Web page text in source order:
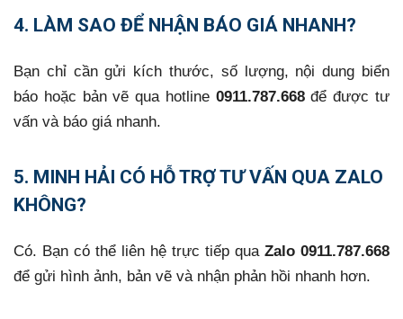
4. LÀM SAO ĐỂ NHẬN BÁO GIÁ NHANH?
Bạn chỉ cần gửi kích thước, số lượng, nội dung biển
báo hoặc bản vẽ qua hotline 0911.787.668để được tư
vấn và báo giá nhanh.
5. MINH HẢI CÓ HỖ TRỢ TƯ VẤN QUA ZALO
KHÔNG?
Có. Bạn có thể liên hệ trực tiếp qua Zalo 0911.787.668
để gửi hình ảnh, bản vẽ và nhận phản hồi nhanh hơn.